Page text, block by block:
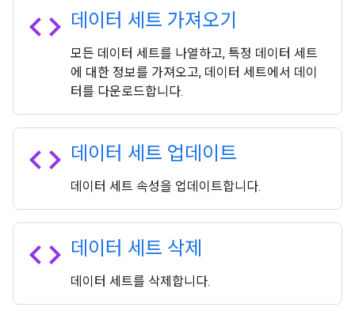
code 데이터 세트 가져오기
모든 데이터 세트를 나열하고, 특정 데이터 세트
에 대한 정보를 가져오고, 데이터 세트에서 데이
터를 다운로드합니다.
code 데이터 세트 업데이트
데이터 세트 속성을 업데이트합니다.
code 데이터 세트 삭제
데이터 세트를 삭제합니다.